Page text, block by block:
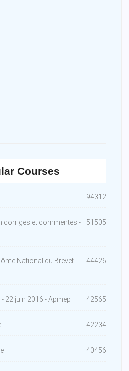
Courses
94312
corriges et commentes -
51505
National du Brevet
44426
22 juin 2016 - Apmep 42565
42234
40456